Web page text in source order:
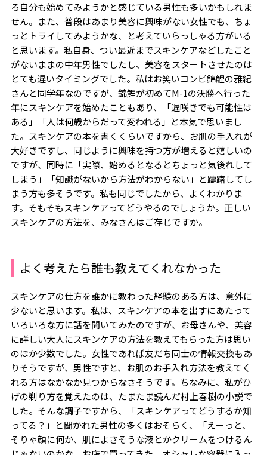
ろ自分も始めてみようかと感じている男性も多いかもしれま
せん。また、普段はあまり美容に興味がない女性でも、ちょ
っとトライしてみようかな、と考えていらっしゃる方がいる
と思います。私自身、つい最近までスキンケアなどしたこと
がないままの中年男性でしたし、美容をスタートさせたのは
とても遅いタイミングでした。私はお笑いコンビ錦鯉の雅紀
さんと同学年なのですが、錦鯉が初めてM-1の決勝へ行った
年にスキンケアを始めたこともあり、「遅咲きでも可能性は
ある」「人は何歳からだって変われる」と本気で思いまし
た。スキンケアの本を書くくらいですから、お肌の手入れが
大好きですし、同じように興味を持つ方が増えると嬉しいの
ですが、同時に「実際、始めるとなるとちょっと気後れして
しまう」「知識がないから方法がわからない」と躊躇してし
まう方も多そうです。私も同じでしたから、よくわかりま
す。そもそもスキンケアってどうやるのでしょうか。正しい
スキンケアの方法を、みなさんはご存じですか。
よく考えたら誰も教えてくれなかった
スキンケアの仕方を誰かに教わった経験のある方は、意外に
少ないと思います。私は、スキンケアの本を出すにあたって
いろいろな方に話を聞いてみたのですが、お母さんや、美容
に詳しい大人にスキンケアの方法を教えてもらった方は思い
のほか少数でした。女性であれば友だち同士の情報交換もあ
りそうですが、男性ですと、お肌のお手入れ方法を教えてく
れる方はなかなか見つからなさそうです。ちなみに、私がひ
げの剃り方を覚えたのは、たまたま読んだ村上春樹の小説で
した。そんな調子ですから、「スキンケアってどうするか知
ってる？」と聞かれた男性の多くはおそらく、「えーっと、
そりゃ顔に何か、肌によさそうな液とかクリームをつけるん